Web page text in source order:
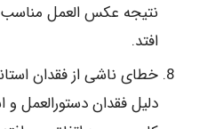
نتیجه عکس العمل مناسب
افتد.
خطای ناشی از فقدان
دلیل فقدان دستورالعمل